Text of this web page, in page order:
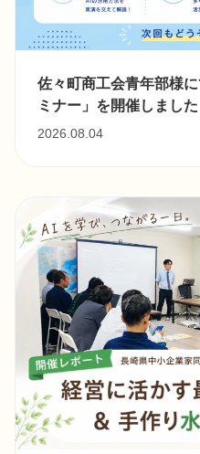
佐々町商工会青年部様
ミナー」を開催しました
2026.08.04